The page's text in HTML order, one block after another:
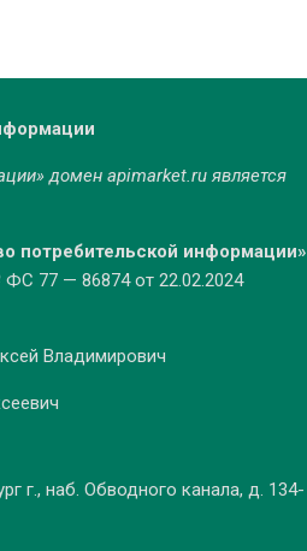
домен apimarket.ruявляется
потребительской информации»
77 — 86874 от 22.02.2024
Владимирович
г., наб. Обводного канала, д. 134-